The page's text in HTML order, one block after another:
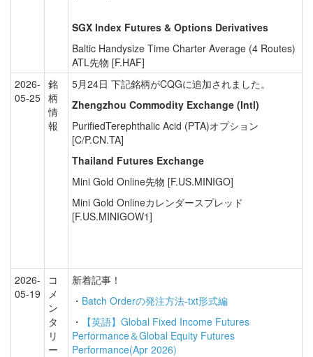
SGX Index Futures & Options Derivatives
Baltic Handysize Time Charter Average (4 Routes)
ATL先物 [F.HAF]
2026-
05-25
銘
柄
情
報
5月24日 下記銘柄がCQGに追加されました。
Zhengzhou Commodity Exchange (Intl)
PurifiedTerephthalic Acid (PTA)オプション
[C/P.CN.TA]
Thailand Futures Exchange
Mini Gold Online先物 [F.US.MINIGO]
Mini Gold Onlineカレンダースプレッド
[F.US.MINIGOW1]
2026-
05-19
コ
メ
ン
タ
リ
ー
新着記事！
・ Batch Orderの発注方法-txt形式編
・
【英語】Global Fixed Income Futures
Performance＆Global Equity Futures
Performance(Apr 2026)